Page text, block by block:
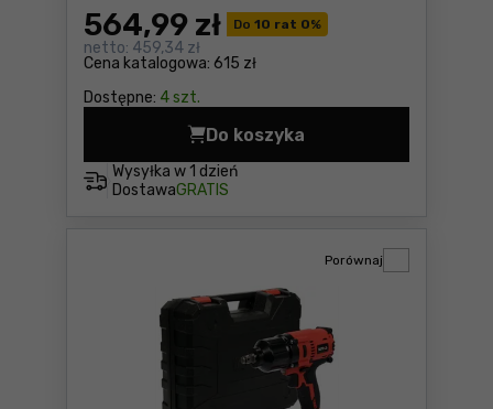
Do 10 rat 0%
Cena katalogowa: 615 zł
564,99 zł
netto: 459,34 zł
Dostępne: 4 szt.
Wysyłka w 1 dzień
DostawaGRATIS
Do koszyka
Aluminiowy podnośnik
Porównaj